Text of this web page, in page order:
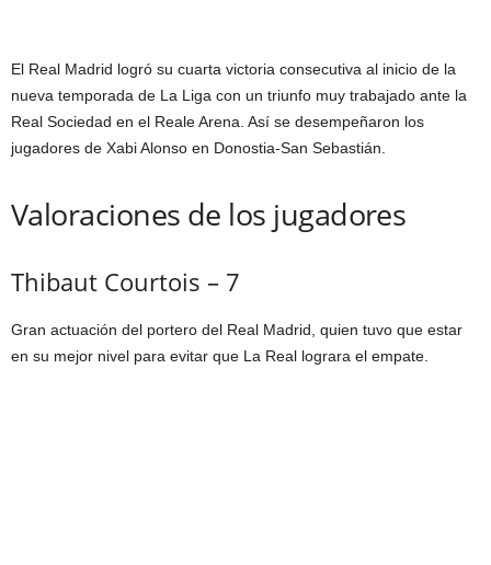
El Real Madrid logró su cuarta victoria consecutiva al inicio de la
nueva temporada de La Liga con un triunfo muy trabajado ante la
Real Sociedad en el Reale Arena. Así se desempeñaron los
jugadores de Xabi Alonso en Donostia-San Sebastián.
Valoraciones de los jugadores
Thibaut Courtois – 7
Gran actuación del portero del Real Madrid, quien tuvo que estar
en su mejor nivel para evitar que La Real lograra el empate.